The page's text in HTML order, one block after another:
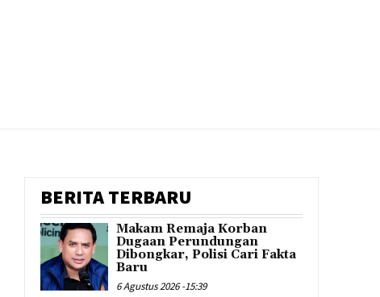
BERITA TERBARU
Makam Remaja Korban
Dugaan Perundungan
Dibongkar, Polisi Cari Fakta
Baru
6 Agustus 2026 -15:39